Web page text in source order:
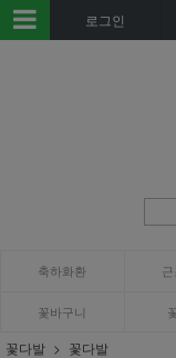
로그인
축하화환
꽃바구니
꽃다발 꽃다발